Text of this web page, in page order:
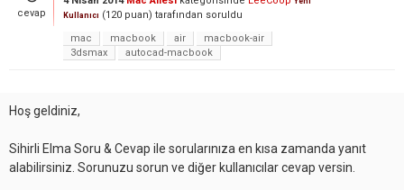
cevap
Kullanıcı (120 puan) tarafından soruldu
mac
macbook air
macbook-air
3dsmax
autocad-macbook
Hoş geldiniz,
Sihirli Elma Soru & Cevap ile sorularınıza en kısa zamanda yanıt
alabilirsiniz. Sorunuzu sorun ve diğer kullanıcılar cevap versin.